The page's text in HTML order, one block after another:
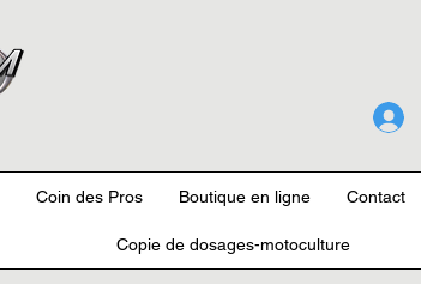
Coin des Pros Boutique en ligne Contact
Copie de dosages-motoculture